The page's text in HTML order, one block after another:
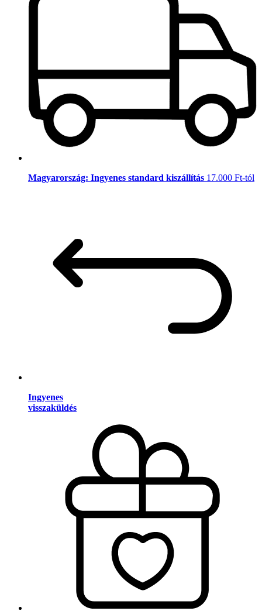
Magyarország: Ingyenes standard kiszállítás 17.000 Ft-tól
Ingyenes
visszaküldés